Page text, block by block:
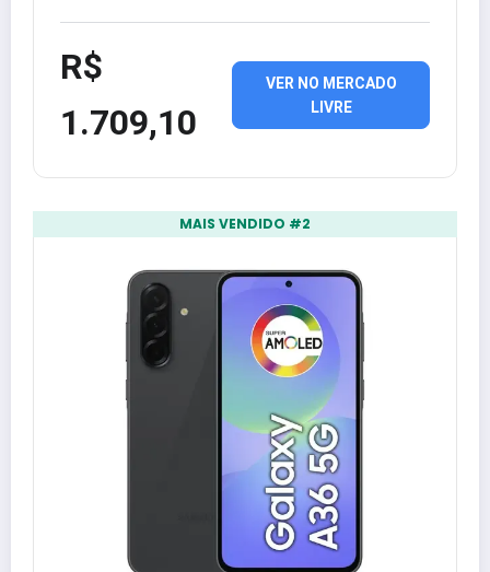
R$
1.709,10
VER NO MERCADO
LIVRE
MAIS VENDIDO #2